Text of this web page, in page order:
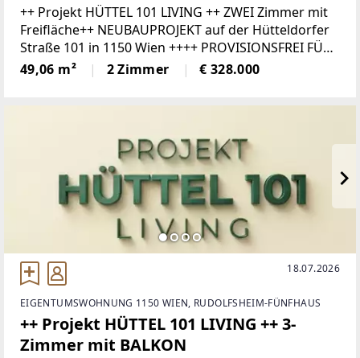
++ Projekt HÜTTEL 101 LIVING ++ ZWEI Zimmer mit
Freifläche++ NEUBAUPROJEKT auf der Hütteldorfer
Straße 101 in 1150 Wien ++++ PROVISIONSFREI FÜR
DEN KÄUFER ++ Mitten im jungen und dynamischen
15. Wiener Gemeindebezirk
49,06 m² 2 Zimmer € 328.000
18.07.2026
EIGENTUMSWOHNUNG 1150 WIEN, RUDOLFSHEIM-FÜNFHAUS
++ Projekt HÜTTEL 101 LIVING ++ 3-
Zimmer mit BALKON